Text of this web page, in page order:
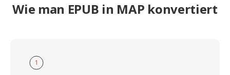
Wie man EPUB in MAP konvertiert
1